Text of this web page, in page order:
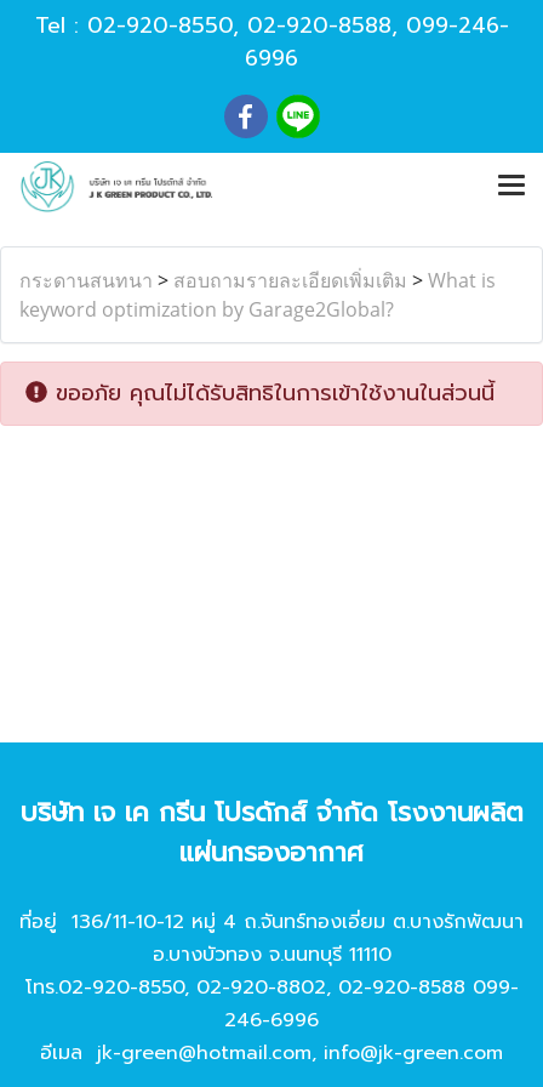
Tel : 02-920-8550, 02-920-8588, 099-246-
6996
กระดานสนทนา > สอบถามรายละเอียดเพิ่มเติม >What is
keyword optimization by Garage2Global?
ขออภัย คุณไม่ได้รับสิทธิในการเข้าใช้งานในส่วนนี้
บริษัท เจ เค กรีน โปรดักส์ จํากัด โรงงานผลิต
แผ่นกรองอากาศ
ที่อยู่ 136/11-10-12 หมู่ 4 ถ.จันทร์ทองเอี่ยม ต.บางรักพัฒนา
อ.บางบัวทอง จ.นนทบุรี 11110
โทร.02-920-8550, 02-920-8802, 02-920-8588 099-
246-6996
อีเมล jk-green@hotmail.com, info@jk-green.com